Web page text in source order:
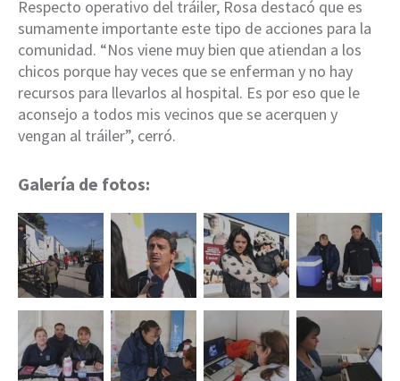
Respecto operativo del tráiler, Rosa destacó que es
sumamente importante este tipo de acciones para la
comunidad. “Nos viene muy bien que atiendan a los
chicos porque hay veces que se enferman y no hay
recursos para llevarlos al hospital. Es por eso que le
aconsejo a todos mis vecinos que se acerquen y
vengan al tráiler”, cerró.
Galería de fotos: